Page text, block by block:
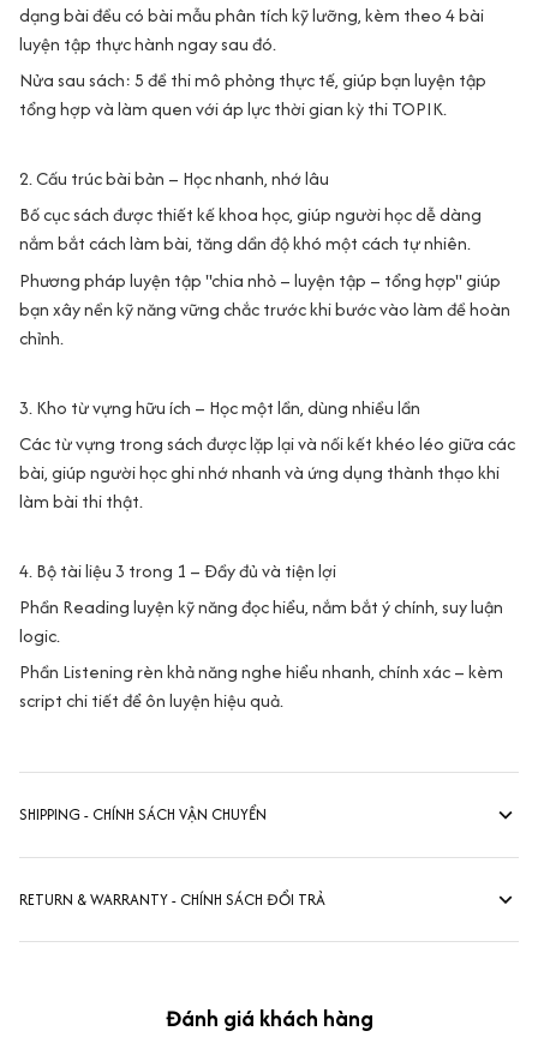
dạng bài đều có bài mẫu phân tích kỹ lưỡng, kèm theo 4 bài
luyện tập thực hành ngay sau đó.
Nửa sau sách: 5 đề thi mô phỏng thực tế, giúp bạn luyện tập
tổng hợp và làm quen với áp lực thời gian kỳ thi TOPIK.
2. Cấu trúc bài bản – Học nhanh, nhớ lâu
Bố cục sách được thiết kế khoa học, giúp người học dễ dàng
nắm bắt cách làm bài, tăng dần độ khó một cách tự nhiên.
Phương pháp luyện tập "chia nhỏ – luyện tập – tổng hợp" giúp
bạn xây nền kỹ năng vững chắc trước khi bước vào làm đề hoàn
chỉnh.
3. Kho từ vựng hữu ích – Học một lần, dùng nhiều lần
Các từ vựng trong sách được lặp lại và nối kết khéo léo giữa các
bài, giúp người học ghi nhớ nhanh và ứng dụng thành thạo khi
làm bài thi thật.
4. Bộ tài liệu 3 trong 1 – Đầy đủ và tiện lợi
Phần Reading luyện kỹ năng đọc hiểu, nắm bắt ý chính, suy luận
logic.
Phần Listening rèn khả năng nghe hiểu nhanh, chính xác – kèm
script chi tiết để ôn luyện hiệu quả.
SHIPPING - CHÍNH SÁCH VẬN CHUYỂN
RETURN & WARRANTY - CHÍNH SÁCH ĐỔI TRẢ
Đánh giá khách hàng